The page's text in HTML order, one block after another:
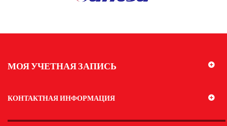
МОЯ УЧЕТНАЯ ЗАПИСЬ
КОНТАКТНАЯ ИНФОРМАЦИЯ